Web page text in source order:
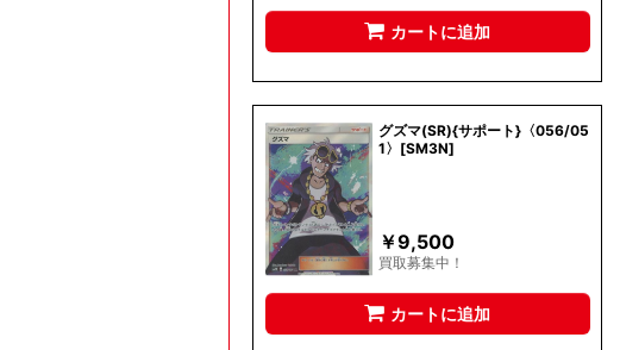
カートに追加
グズマ(SR){サポート}〈056/05
1〉[SM3N]
￥9,500
買取募集中！
カートに追加